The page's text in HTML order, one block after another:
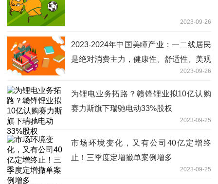
2023-09-26
2023-2024年中国美瞳产业：一二线居民
是绝对消费主力，健康性、舒适性、美观
2023-09-26
为锂电业务拓路？赣锋锂业拟10亿认购
赛力斯旗下瑞驰电动33%股权
2023-09-25
市场环境变化，又有公司40亿定增终
止！三季度定增撤单案例增多
2023-09-25